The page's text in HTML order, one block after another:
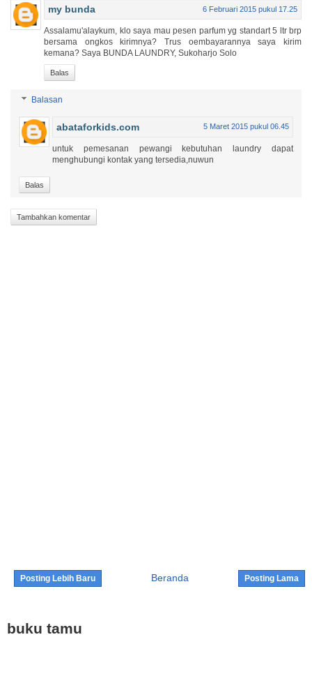
my bunda 6 Februari 2015 pukul 17.25
Assalamu'alaykum, klo saya mau pesen parfum yg standart 5 ltr brp
bersama ongkos kirimnya? Trus oembayarannya saya kirim
kemana? Saya BUNDA LAUNDRY, Sukoharjo Solo
Balas
Balasan
abataforkids.com 5 Maret 2015 pukul 06.45
untuk pemesanan pewangi kebutuhan laundry dapat
menghubungi kontak yang tersedia,nuwun
Balas
Tambahkan komentar
Posting Lebih Baru Posting Lama
Beranda
buku tamu